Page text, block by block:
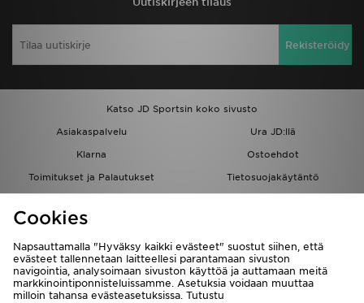
Rekisteröidy
Katso JD Sportsin koko sivusto
Asiakaspalvelu
Ura JD:llä
Klarna
Ostoehdot
Toimitukset ja Palautukset
Tietosuojakäytäntö
Löydä myymälä
Kumppanuusohjelma
JD Blog
Cookies
Napsauttamalla "Hyväksy kaikki evästeet" suostut siihen, että
evästeet tallennetaan laitteellesi parantamaan sivuston
navigointia, analysoimaan sivuston käyttöä ja auttamaan meitä
markkinointiponnisteluissamme. Asetuksia voidaan muuttaa
milloin tahansa evästeasetuksissa. Tutustu